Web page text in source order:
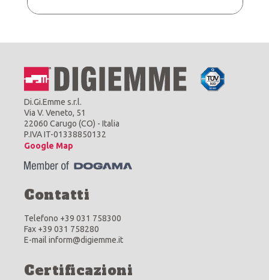
Di.Gi.Emme s.r.l.
Via V. Veneto, 51
22060 Carugo (CO) - Italia
P.IVA IT-01338850132
Google Map
Contatti
Telefono +39 031 758300
Fax +39 031 758280
E-mail inform@digiemme.it
Certificazioni